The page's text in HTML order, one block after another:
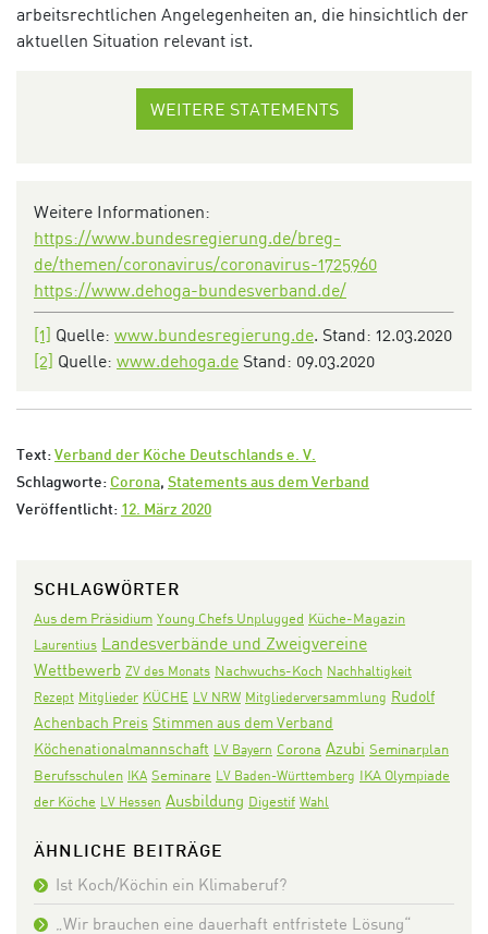
arbeitsrechtlichen Angelegenheiten an, die hinsichtlich der
aktuellen Situation relevant ist.
WEITERE STATEMENTS
Weitere Informationen:
https://www.bundesregierung.de/breg-
de/themen/coronavirus/coronavirus-1725960
https://www.dehoga-bundesverband.de/
[1] Quelle: www.bundesregierung.de. Stand: 12.03.2020
[2] Quelle: www.dehoga.de Stand: 09.03.2020
Text: Verband der Köche Deutschlands e. V.
Schlagworte: Corona, Statements aus dem Verband
Veröffentlicht: 12. März 2020
SCHLAGWÖRTER
Aus dem Präsidium Young Chefs Unplugged Küche-Magazin
Laurentius Landesverbände und Zweigvereine
Wettbewerb ZV des Monats Nachwuchs-Koch Nachhaltigkeit
Rezept Mitglieder KÜCHE LV NRW Mitgliederversammlung Rudolf
Achenbach Preis Stimmen aus dem Verband
Köchenationalmannschaft LV Bayern Corona Azubi Seminarplan
Berufsschulen IKA Seminare LV Baden-Württemberg IKA Olympiade
der Köche LV Hessen Ausbildung Digestif Wahl
ÄHNLICHE BEITRÄGE
Ist Koch/Köchin ein Klimaberuf?
„Wir brauchen eine dauerhaft entfristete Lösung“